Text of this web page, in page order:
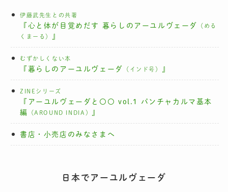
伊藤武先生との共著
『心と体が目覚めだす 暮らしのアーユルヴェーダ
（める
くまーる）
』
むずかしくない本
『暮らしのアーユルヴェーダ （インド号） 』
ZINEシリーズ
『アーユルヴェーダと〇〇 vol.1 パンチャカルマ基本
編
（AROUND INDIA） 』
書店・小売店のみなさまへ
日本でアーユルヴェーダ